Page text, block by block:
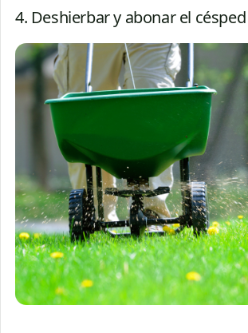
4. Deshierbar y abonar el césped